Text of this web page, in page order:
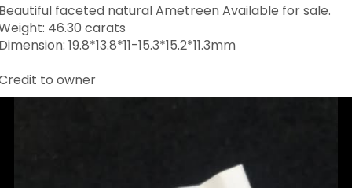
faceted natural Ametreen Available for sale.
46.30 carats
19.8*13.8*11-15.3*15.2*11.3mm
to owner